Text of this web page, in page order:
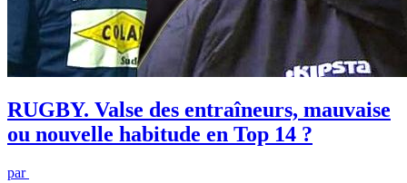
RUGBY. Valse des entraîneurs, mauvaise
ou nouvelle habitude en Top 14 ?
par